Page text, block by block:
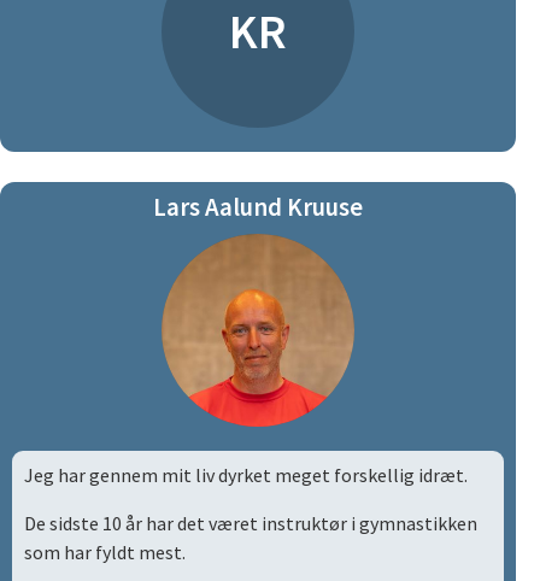
KR
Lars Aalund Kruuse
Jeg har gennem mit liv dyrket meget forskellig idræt.
De sidste 10 år har det været instruktør i gymnastikken
som har fyldt mest.